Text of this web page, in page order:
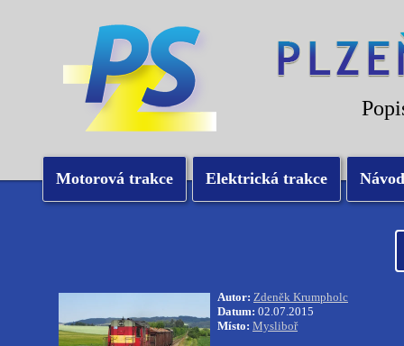
Motorová trakce Elektrická trakce
Autor: Zdeněk Krumpholc
Datum: 02.07.2015
Místo: Mysliboř